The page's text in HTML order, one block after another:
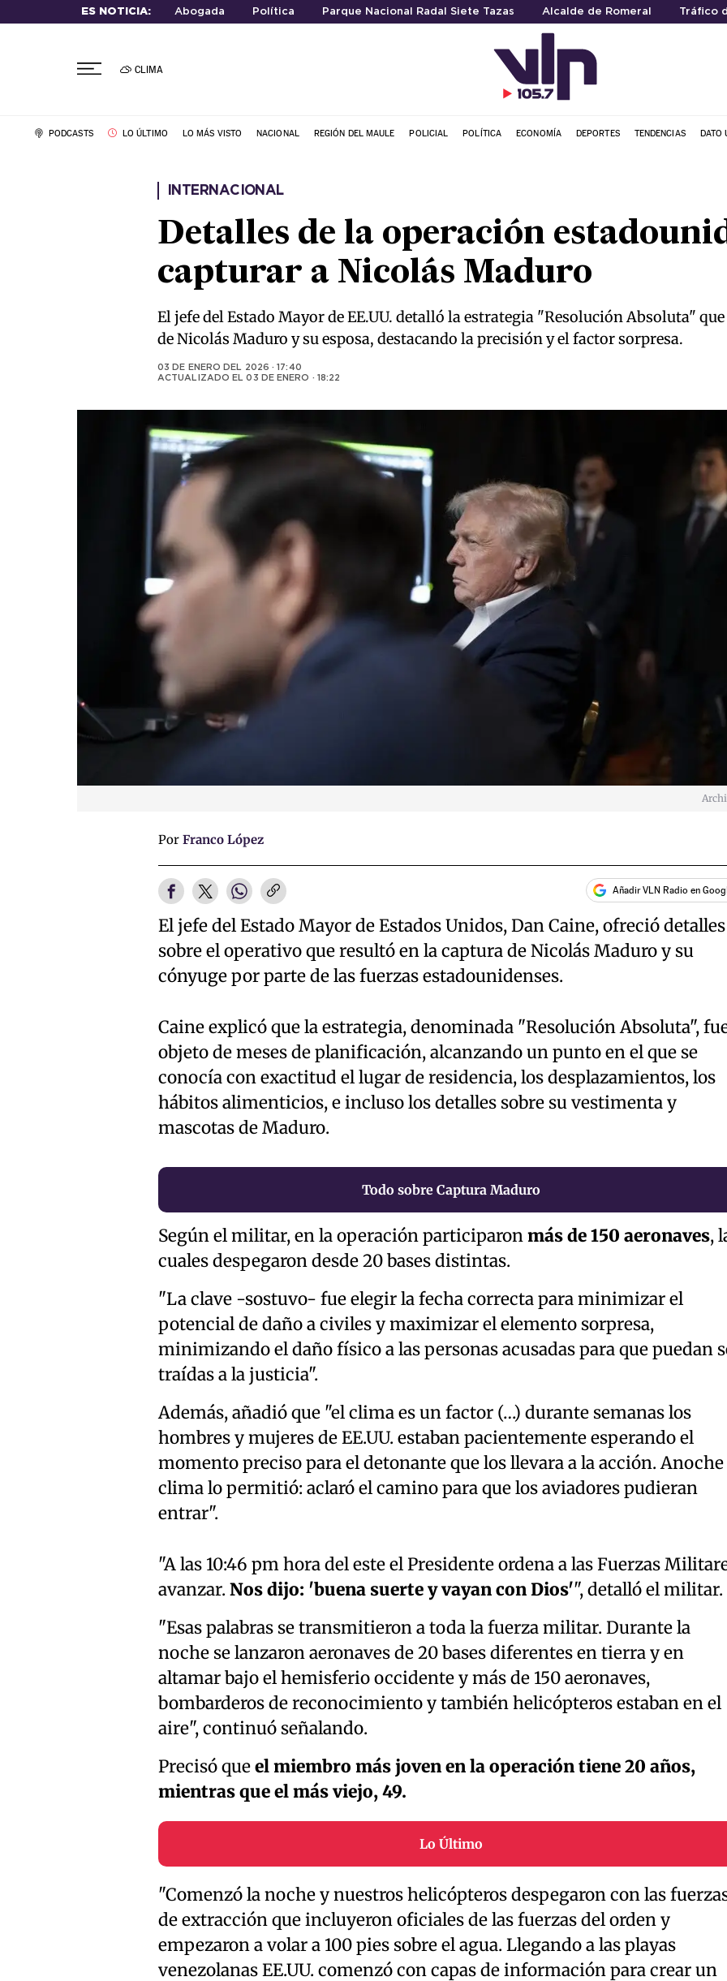
ES NOTICIA: Abogada Política Parque Nacional Radal Siete Tazas Alcalde de Romeral Tráfico
CLIMA
PODCASTS LO ÚLTIMO LO MÁS VISTO NACIONAL REGIÓN DEL MAULE POLICIAL POLÍTICA ECONOMÍA DEPORTES TENDENCIAS DATO
INTERNACIONAL
Detalles de la operación
capturar a Nicolás Maduro
El jefe del Estado Mayor de EE.UU. detalló la estrategia "Resolución Absoluta"
de Nicolás Maduro y su esposa, destacando la precisión y el factor sorpresa.
03 DE ENERO DEL 2026 · 17:40
ACTUALIZADO EL03 DE ENERO · 18:22
Por Franco López
Añadir VLN Radio en
El jefe del Estado Mayor de Estados Unidos, Dan Caine, ofreció detalles
sobre el operativo que resultó en la captura de Nicolás Maduro y su
cónyuge por parte de las fuerzas estadounidenses.
Caine explicó que la estrategia, denominada "Resolución Absoluta",
objeto de meses de planificación, alcanzando un punto en el que se
conocía con exactitud el lugar de residencia, los desplazamientos, los
hábitos alimenticios, e incluso los detalles sobre su vestimenta y
mascotas de Maduro.
Todo sobre Captura Maduro
Según el militar, en la operación participaronmás de 150 aeronaves,
cuales despegaron desde 20 bases distintas.
"La clave -sostuvo- fue elegir la fecha correcta para minimizar el
potencial de daño a civiles y maximizar el elemento sorpresa,
minimizando el daño físico a las personas acusadas para que puedan
traídas a la justicia".
Además, añadió que "el clima es un factor (…) durante semanas los
hombres y mujeres de EE.UU. estaban pacientemente esperando el
momento preciso para el detonante que los llevara a la acción. Anoche
clima lo permitió: aclaró el camino para que los aviadores pudieran
entrar".
"A las 10:46 pm hora del este el Presidente ordena a las Fuerzas
avanzar. Nos dijo: 'buena suerte y vayan con Dios'", detalló el militar.
"Esas palabras se transmitieron a toda la fuerza militar. Durante la
noche se lanzaron aeronaves de 20 bases diferentes en tierra y en
altamar bajo el hemisferio occidente y más de 150 aeronaves,
bombarderos de reconocimiento y también helicópteros estaban en el
aire", continuó señalando.
Precisó queel miembro más joven en la operación tiene 20 años,
mientras que el más viejo, 49.
Lo Último
"Comenzó la noche y nuestros helicópteros despegaron con las
de extracción que incluyeron oficiales de las fuerzas del orden y
empezaron a volar a 100 pies sobre el agua. Llegando a las playas
venezolanas EE.UU. comenzó con capas de información para crear un